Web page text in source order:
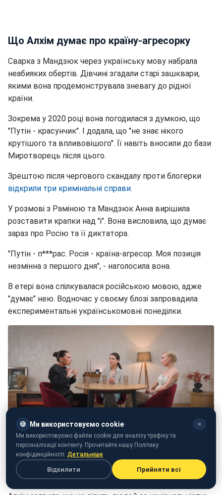
Що Алхім думає про країну-агресорку
Сварка з Мандзюк через українську мову набрала
неабияких обертів. Дівчині згадали старі зашквари,
якими вона продемонструвала зневагу до рідної
країни.
Зокрема у 2020 році вона погодилася з думкою, що
"Путін - красунчик". І додала, що "не знає нікого
крутішого та впливовішого". Її навіть вносили до бази
Миротворець після цього.
Зрештою після чергового скандалу проти блогерки
відкрили три кримінальні справи.
У розмові з Раміною та Мандзюк Анна вирішила
розставити крапки над "і". Вона висловила, що думає
зараз про Росію та її диктатора.
"Путін - п***рас. Росія - країна-агресор. Моя позиція
незмінна з першого дня", - наголосила вона.
В етері вона спілкувалася російською мовою, адже
"думає" нею. Водночас у своєму блозі запровадила
експериментальні українськомовні понеділки.
Алхім, Раміна та Мандзюк (скриншот)
Що думає про "хороших росіян"
🍪 Ми використовуємо cookie ✕
Ми використовуємо файли cookie для аналізу трафіку та
персоналізації контенту. Прочитайте нашу Політику
конфіденційності. Детальніше
Відхилити Прийняти всі